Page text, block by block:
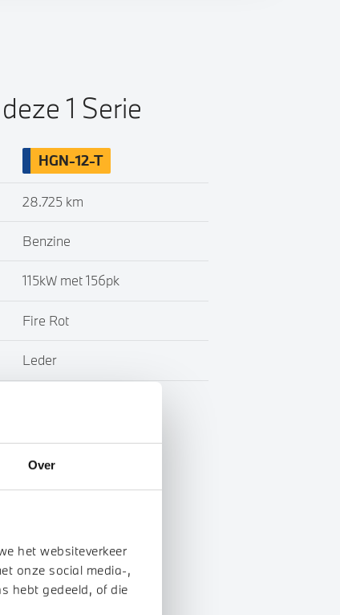
Over
het websiteverkeer
onze social media-,
hebt gedeeld, of die
1 Serie
HGN-12-T
28.725 km
Benzine
115kW met 156pk
Fire Rot
Leder